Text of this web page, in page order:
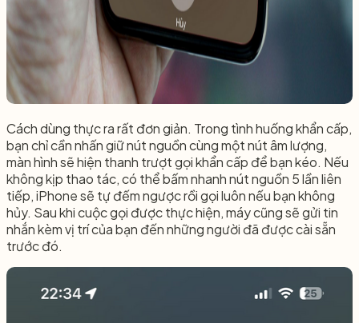
Cách dùng thực ra rất đơn giản. Trong tình huống khẩn cấp,
bạn chỉ cần nhấn giữ nút nguồn cùng một nút âm lượng,
màn hình sẽ hiện thanh trượt gọi khẩn cấp để bạn kéo. Nếu
không kịp thao tác, có thể bấm nhanh nút nguồn 5 lần liên
tiếp, iPhone sẽ tự đếm ngược rồi gọi luôn nếu bạn không
hủy. Sau khi cuộc gọi được thực hiện, máy cũng sẽ gửi tin
nhắn kèm vị trí của bạn đến những người đã được cài sẵn
trước đó.